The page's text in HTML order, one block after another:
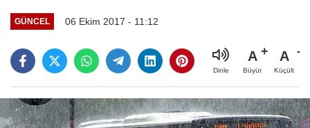
GÜNCEL 06 Ekim 2017 - 11:12
Dinle
A
Büyüt
A
Küçült